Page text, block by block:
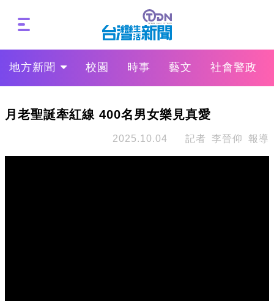
地方新聞 校園 時事 藝文 社會警政
月老聖誕牽紅線 400名男女樂見真愛
2025.10.04 記者 李晉仰 報導